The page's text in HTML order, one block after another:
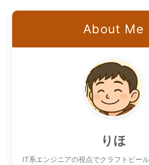
About Me
りほ
IT系エンジニアの視点でクラフトビー